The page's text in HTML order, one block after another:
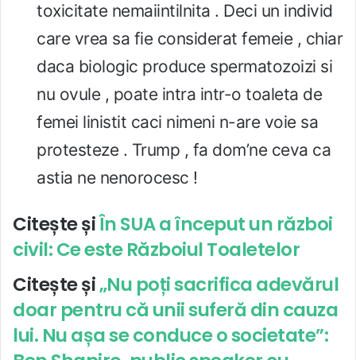
toxicitate nemaiintilnita . Deci un individ
care vrea sa fie considerat femeie , chiar
daca biologic produce spermatozoizi si
nu ovule , poate intra intr-o toaleta de
femei linistit caci nimeni n-are voie sa
protesteze . Trump , fa dom’ne ceva ca
astia ne nenorocesc !
Citește șiÎn SUA a început un război
civil: Ce este Războiul Toaletelor
Citește și„Nu poți sacrifica adevărul
doar pentru că unii suferă din cauza
lui. Nu așa se conduce o societate”: